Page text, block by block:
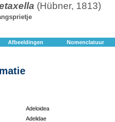
(Hübner, 1813)
Afbeeldingen Nomenclatuur
Adeloidea
Adelidae